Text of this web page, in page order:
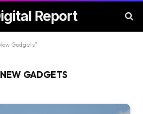
Report
Gadgets"
NEW GADGETS